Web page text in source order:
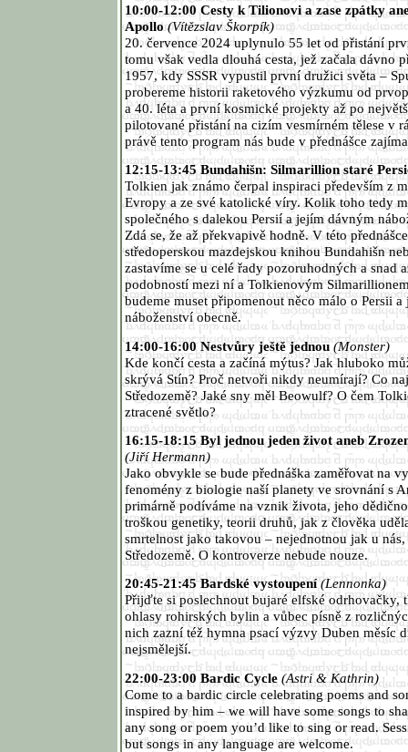
10:00-12:00 Cesty k Tilionovi a zase zpátky
Apollo (Vítězslav Škorpík)
20. července 2024 uplynulo 55 let od přistání
tomu však vedla dlouhá cesta, jež začala dávno
1957, kdy SSSR vypustil první družici světa –
probereme historii raketového výzkumu od
a 40. léta a první kosmické projekty až po
pilotované přistání na cizím vesmírném tělese v
právě tento program nás bude v přednášce
12:15-13:45 Bundahišn: Silmarillion staré
Tolkien jak známo čerpal inspiraci především z
Evropy a ze své katolické víry. Kolik toho tedy
společného s dalekou Persií a jejím dávným
Zdá se, že až překvapivě hodně. V této
středoperskou mazdejskou knihou Bundahišn
zastavíme se u celé řady pozoruhodných a snad
podobností mezi ní a Tolkienovým
budeme muset připomenout něco málo o Persii
náboženství obecně.
14:00-16:00 Nestvůry ještě jednou (Monster)
Kde končí cesta a začíná mýtus? Jak hluboko
skrývá Stín? Proč netvoři nikdy neumírají? Co
Středozemě? Jaké sny měl Beowulf? O čem
ztracené světlo?
16:15-18:15 Byl jednou jeden život aneb
(Jiří Hermann)
Jako obvykle se bude přednáška zaměřovat na
fenomény z biologie naší planety ve srovnání s
primárně podíváme na vznik života, jeho
troškou genetiky, teorii druhů, jak z člověka
smrtelnost jako takovou – nejednotnou jak u
Středozemě. O kontroverze nebude nouze.
20:45-21:45 Bardské vystoupení (Lennonka)
Přijďte si poslechnout bujaré elfské odrhovačky,
ohlasy rohirských bylin a vůbec písně z
nich zazní též hymna psací výzvy Duben měsíc
nejsmělejší.
22:00-23:00 Bardic Cycle (Astri & Kathrin)
Come to a bardic circle celebrating poems and
inspired by him – we will have some songs to
any song or poem you’d like to sing or read.
but songs in any language are welcome.